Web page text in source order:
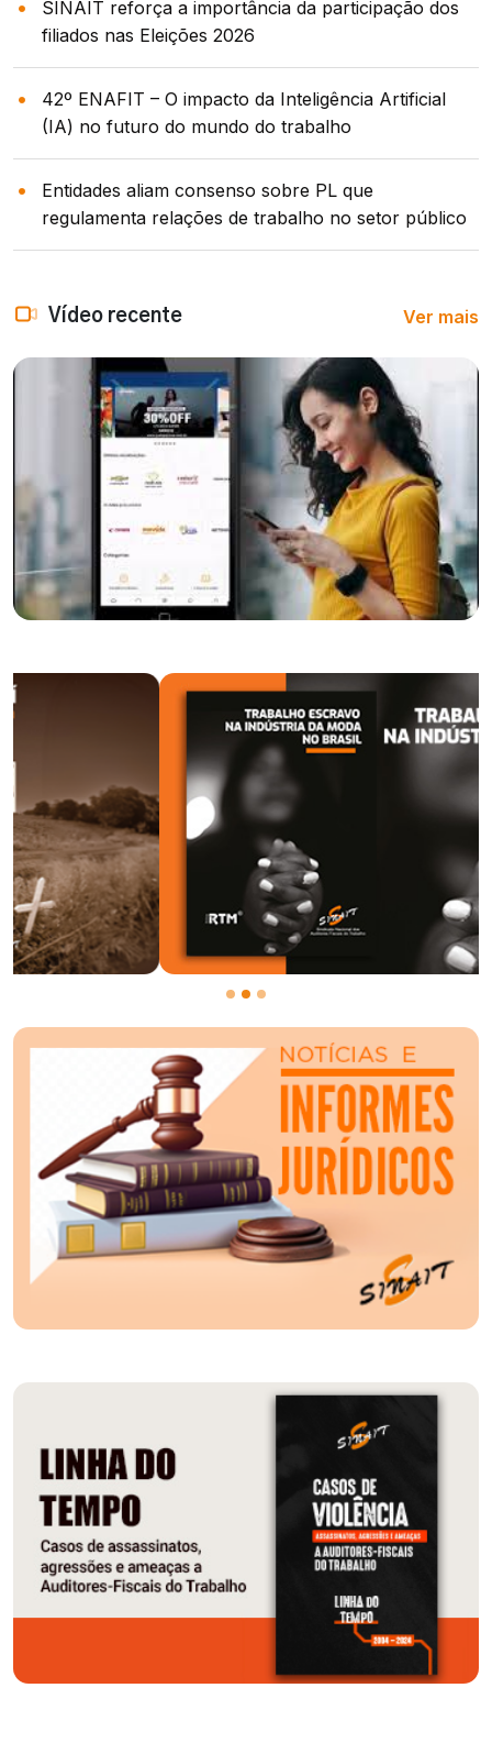
SINAIT reforça a importância da participação dos
filiados nas Eleições 2026
42º ENAFIT – O impacto da Inteligência Artificial
(IA) no futuro do mundo do trabalho
Entidades aliam consenso sobre PL que
regulamenta relações de trabalho no setor público
Vídeo recente Ver mais